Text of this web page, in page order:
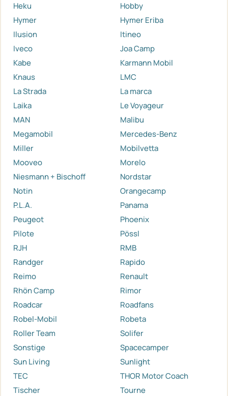
Heku
Hobby
Hymer
Hymer Eriba
Ilusion
Itineo
Iveco
Joa Camp
Kabe
Karmann Mobil
Knaus
LMC
La Strada
La marca
Laika
Le Voyageur
MAN
Malibu
Megamobil
Mercedes-Benz
Miller
Mobilvetta
Mooveo
Morelo
Niesmann + Bischoff
Nordstar
Notin
Orangecamp
P.L.A.
Panama
Peugeot
Phoenix
Pilote
Pössl
RJH
RMB
Randger
Rapido
Reimo
Renault
Rhön Camp
Rimor
Roadcar
Roadfans
Robel-Mobil
Robeta
Roller Team
Solifer
Sonstige
Spacecamper
Sun Living
Sunlight
TEC
THOR Motor Coach
Tischer
Tourne